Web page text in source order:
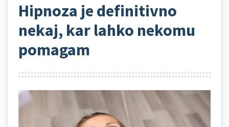
Hipnoza je definitivno
nekaj, kar lahko nekomu
pomagam